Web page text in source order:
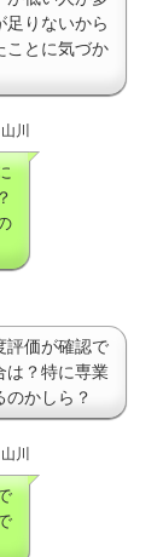
足りないから
ことに気づか
山川
評価が確認で
は？特に専業
のかしら？
山川